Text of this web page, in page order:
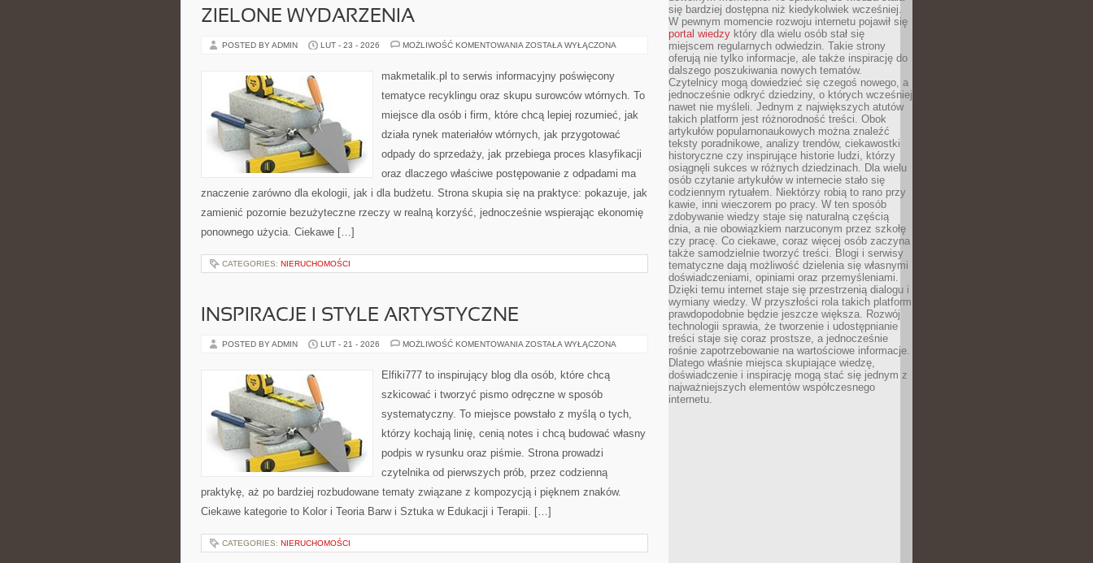
ZIELONE WYDARZENIA
POSTED BY ADMIN LUT - 23 - 2026 MOŻLIWOŚĆ KOMENTOWANIA ZIELONE
ZOSTAŁA WYŁĄCZONA
makmetalik.pl to serwis informacyjny poświęcony
tematyce recyklingu oraz skupu surowców wtórnych. To
miejsce dla osób i firm, które chcą lepiej rozumieć, jak
działa rynek materiałów wtórnych, jak przygotować
odpady do sprzedaży, jak przebiega proces klasyfikacji
oraz dlaczego właściwe postępowanie z odpadami ma
znaczenie zarówno dla ekologii, jak i dla budżetu. Strona skupia się na praktyce: pokazuje, jak
zamienić pozornie bezużyteczne rzeczy w realną korzyść, jednocześnie wspierając ekonomię
ponownego użycia. Ciekawe […]
CATEGORIES: NIERUCHOMOŚCI
INSPIRACJE I STYLE ARTYSTYCZNE
POSTED BY ADMIN LUT - 21 - 2026 MOŻLIWOŚĆ KOMENTOWANIA INSPIRACJE
ARTYSTYCZNE
ZOSTAŁA WYŁĄCZONA
Elfiki777 to inspirujący blog dla osób, które chcą
szkicować i tworzyć pismo odręczne w sposób
systematyczny. To miejsce powstało z myślą o tych,
którzy kochają linię, cenią notes i chcą budować własny
podpis w rysunku oraz piśmie. Strona prowadzi
czytelnika od pierwszych prób, przez codzienną
praktykę, aż po bardziej rozbudowane tematy związane z kompozycją i pięknem znaków.
Ciekawe kategorie to Kolor i Teoria Barw i Sztuka w Edukacji i Terapii. […]
CATEGORIES: NIERUCHOMOŚCI
się bardziej dostępna niż kiedykolwiek wcześniej.
W pewnym momencie rozwoju internetu pojawił się
portal wiedzy który dla wielu osób stał się
miejscem regularnych odwiedzin. Takie strony
oferują nie tylko informacje, ale także inspirację do
dalszego poszukiwania nowych tematów.
Czytelnicy mogą dowiedzieć się czegoś nowego, a
jednocześnie odkryć dziedziny, o których wcześniej
nawet nie myśleli. Jednym z największych atutów
takich platform jest różnorodność treści. Obok
artykułów popularnonaukowych można znaleźć
teksty poradnikowe, analizy trendów, ciekawostki
historyczne czy inspirujące historie ludzi, którzy
osiągnęli sukces w różnych dziedzinach. Dla wielu
osób czytanie artykułów w internecie stało się
codziennym rytuałem. Niektórzy robią to rano przy
kawie, inni wieczorem po pracy. W ten sposób
zdobywanie wiedzy staje się naturalną częścią
dnia, a nie obowiązkiem narzuconym przez szkołę
czy pracę. Co ciekawe, coraz więcej osób zaczyna
także samodzielnie tworzyć treści. Blogi i serwisy
tematyczne dają możliwość dzielenia się własnymi
doświadczeniami, opiniami oraz przemyśleniami.
Dzięki temu internet staje się przestrzenią dialogu i
wymiany wiedzy. W przyszłości rola takich platform
prawdopodobnie będzie jeszcze większa. Rozwój
technologii sprawia, że tworzenie i udostępnianie
treści staje się coraz prostsze, a jednocześnie
rośnie zapotrzebowanie na wartościowe informacje.
Dlatego właśnie miejsca skupiające wiedzę,
doświadczenie i inspirację mogą stać się jednym z
najważniejszych elementów współczesnego
internetu.